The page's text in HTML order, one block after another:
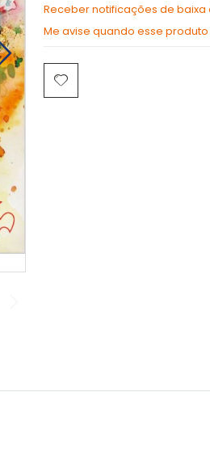
Receber notificações de baixa
Me avise quando esse